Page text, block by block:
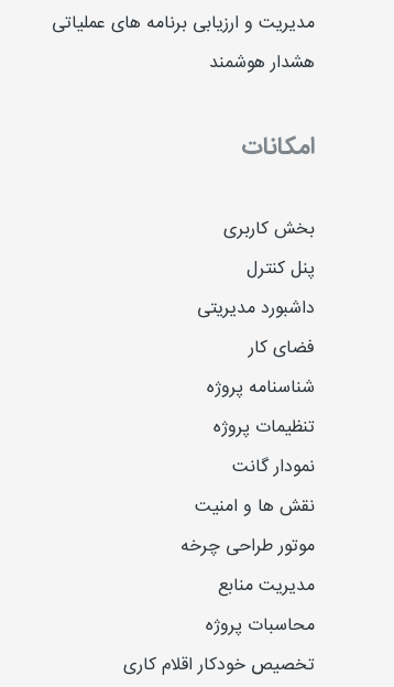
مدیریت و ارزیابی برنامه های عملیاتی
هشدار هوشمند
امکانات
بخش کاربری
پنل کنترل
داشبورد مدیریتی
فضای کار
شناسنامه پروژه
تنظیمات پروژه
نمودار گانت
نقش ها و امنیت
موتور طراحی چرخه
مدیریت منابع
محاسبات پروژه
تخصیص خودکار اقلام کاری